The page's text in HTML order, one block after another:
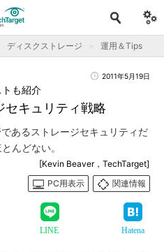
ディスクストレージ 運用＆Tips
2011年5月19日
セキュリティ戦略
も紹介
あるストレージセキュリティだ
んどない。
[Kevin Beaver，TechTarget]
PC用表示
関連情報
LINE Hatena